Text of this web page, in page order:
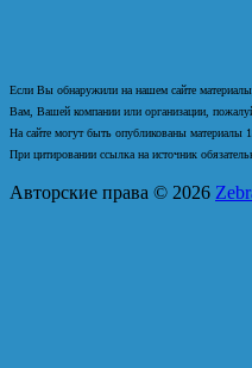
Если Вы обнаружили на нашем сайте
Вам, Вашей компании или организации,
На сайте могут быть опубликованы материалы
При цитировании ссылка на источник
Авторские права © 2026